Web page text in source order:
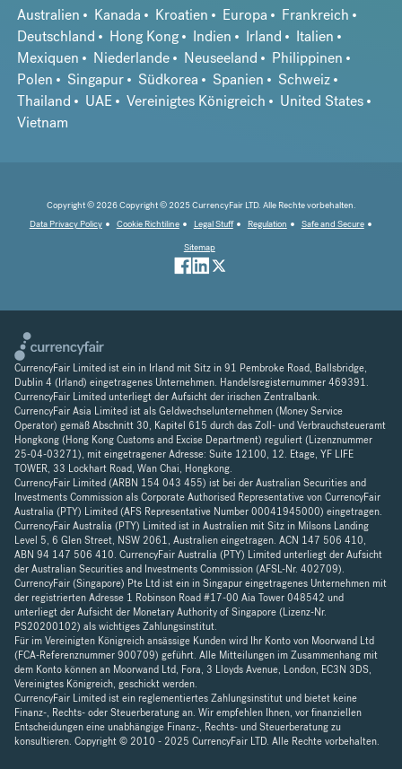
Australien
Kanada Kroatien Europa
Frankreich
Deutschland
Hong Kong Indien Irland
Italien
Mexiquen
Niederlande Neuseeland
Philippinen
Polen
Singapur Südkorea Spanien
Schweiz
Thailand
UAE Vereinigtes Königreich
United States
Vietnam
Copyright © 2026 Copyright © 2025 CurrencyFair LTD. Alle Rechte vorbehalten.
Data Privacy Policy
Cookie Richtiline Legal Stuff Regulation
Safe and Secure
Sitemap
CurrencyFair Limited ist ein in Irland mit Sitz in 91 Pembroke Road, Ballsbridge,
Dublin 4 (Irland) eingetragenes Unternehmen. Handelsregisternummer 469391.
CurrencyFair Limited unterliegt der Aufsicht der irischen Zentralbank.
CurrencyFair Asia Limited ist als Geldwechselunternehmen (Money Service
Operator) gemäß Abschnitt 30, Kapitel 615 durch das Zoll- und Verbrauchsteueramt
Hongkong (Hong Kong Customs and Excise Department) reguliert (Lizenznummer
25-04-03271), mit eingetragener Adresse: Suite 12100, 12. Etage, YF LIFE
TOWER, 33 Lockhart Road, Wan Chai, Hongkong.
CurrencyFair Limited (ARBN 154 043 455) ist bei der Australian Securities and
Investments Commission als Corporate Authorised Representative von CurrencyFair
Australia (PTY) Limited (AFS Representative Number 00041945000) eingetragen.
CurrencyFair Australia (PTY) Limited ist in Australien mit Sitz in Milsons Landing
Level 5, 6 Glen Street, NSW 2061, Australien eingetragen. ACN 147 506 410,
ABN 94 147 506 410. CurrencyFair Australia (PTY) Limited unterliegt der Aufsicht
der Australian Securities and Investments Commission (AFSL-Nr. 402709).
CurrencyFair (Singapore) Pte Ltd ist ein in Singapur eingetragenes Unternehmen mit
der registrierten Adresse 1 Robinson Road #17-00 Aia Tower 048542 und
unterliegt der Aufsicht der Monetary Authority of Singapore (Lizenz-Nr.
PS20200102) als wichtiges Zahlungsinstitut.
Für im Vereinigten Königreich ansässige Kunden wird Ihr Konto von Moorwand Ltd
(FCA-Referenznummer 900709) geführt. Alle Mitteilungen im Zusammenhang mit
dem Konto können an Moorwand Ltd, Fora, 3 Lloyds Avenue, London, EC3N 3DS,
Vereinigtes Königreich, geschickt werden.
CurrencyFair Limited ist ein reglementiertes Zahlungsinstitut und bietet keine
Finanz-, Rechts- oder Steuerberatung an. Wir empfehlen Ihnen, vor finanziellen
Entscheidungen eine unabhängige Finanz-, Rechts- und Steuerberatung zu
konsultieren. Copyright © 2010 - 2025 CurrencyFair LTD. Alle Rechte vorbehalten.